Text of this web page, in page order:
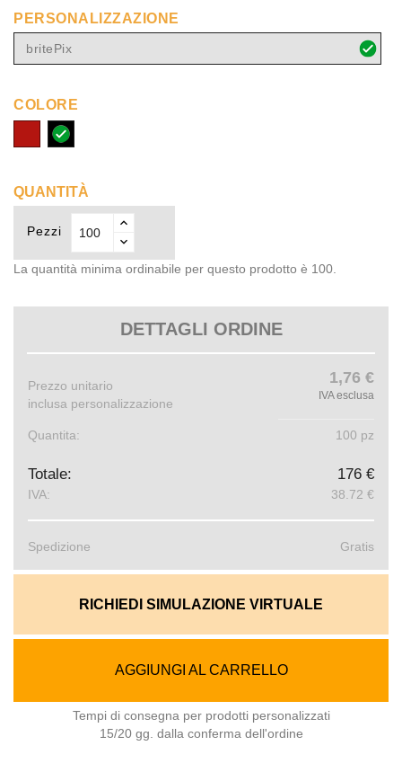
PERSONALIZZAZIONE
britePix
COLORE
(03)
Nero
(02)
QUANTITÀ
Pezzi
La quantità minima ordinabile per questo prodotto è 100.
DETTAGLI ORDINE
Prezzo unitario
inclusa personalizzazione
1,76 €
IVA esclusa
Quantita: 100 pz
Totale: 176 €
IVA: 38.72 €
Spedizione Gratis
RICHIEDI SIMULAZIONE VIRTUALE
AGGIUNGI AL CARRELLO
Tempi di consegna per prodotti personalizzati
15/20 gg. dalla conferma dell'ordine